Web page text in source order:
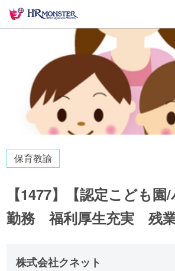
保育教諭
【1477】【認定こども
勤務 福利厚生充実 残
株式会社クネット